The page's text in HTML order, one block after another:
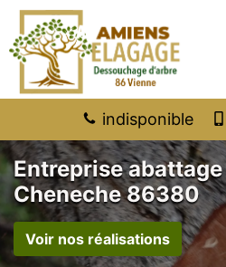
indisponible
Entreprise
Cheneche 86380
Voir nos réalisations